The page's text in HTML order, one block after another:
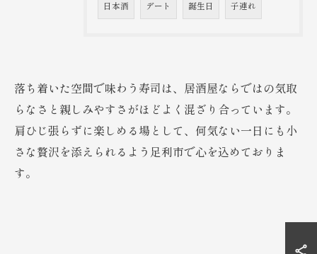
日本酒 デート 誕生日 子連れ
落ち着いた空間で味わう寿司は、居酒屋ならではの気取
らなさと親しみやすさがほどよく混ざり合っています。
肩ひじ張らずに楽しめる場として、何気ない一日にも小
さな贅沢を添えられるよう足利市で心を込めておりま
す。